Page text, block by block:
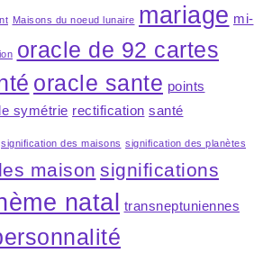
Maisons du noeud lunaire mariage mi-
oracle de 92 cartes
oracle sante points
symétrie rectification santé
signification des maisons signification des planètes
maison significations
natal transneptuniennes